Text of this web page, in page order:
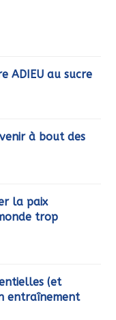
ADIEU au sucre
à bout des
la paix
trop
(et
entraînement